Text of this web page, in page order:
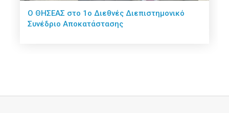
Ο ΘΗΣΕΑΣ στο 1ο Διεθνές Διεπιστημονικό
Συνέδριο Αποκατάστασης